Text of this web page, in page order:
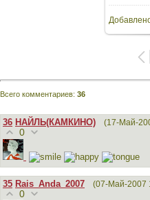
Всего комментариев: 36
36 НАЙЛЬ(КАМКИНО) (17-Май-
0
35 Rais_Anda_2007 (07-Май-2007
0